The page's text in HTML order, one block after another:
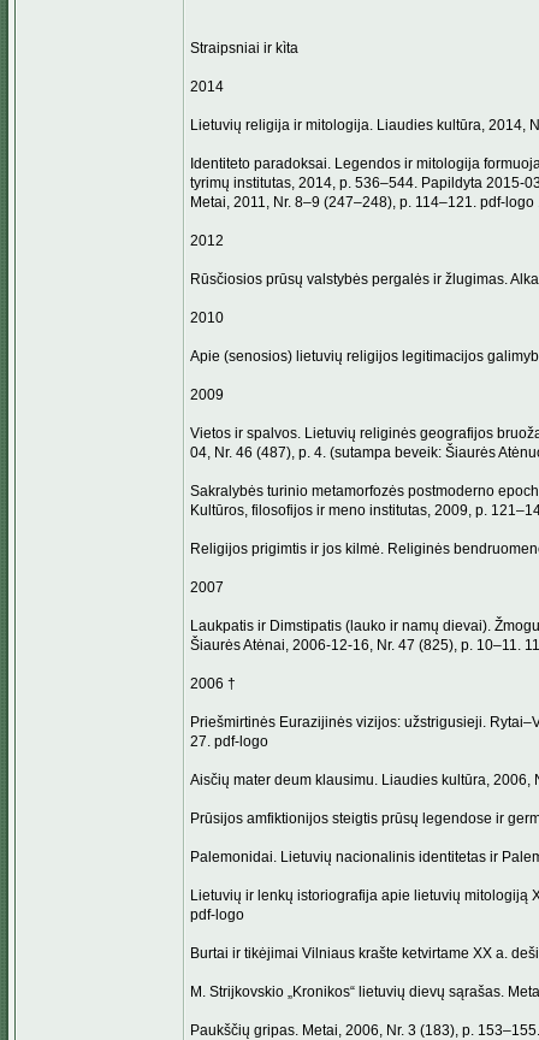
Straipsniai ir kìta
2014
Lietuvių religija ir mitologija. Liaudies kultūra, 2014,
Identiteto paradoksai. Legendos ir mitologija
tyrimų institutas, 2014, p. 536–544. Papildyta 2015-
Metai, 2011, Nr. 8–9 (247–248), p. 114–121. pdf-logo
2012
Rūsčiosios prūsų valstybės pergalės ir žlugimas.
2010
Apie (senosios) lietuvių religijos legitimacijos
2009
Vietos ir spalvos. Lietuvių religinės geografijos
04, Nr. 46 (487), p. 4. (sutampa beveik: Šiaurės
Sakralybės turinio metamorfozės postmoderno
Kultūros, filosofijos ir meno institutas, 2009, p.
Religijos prigimtis ir jos kilmė. Religinės
2007
Laukpatis ir Dimstipatis (lauko ir namų dievai).
Šiaurės Atėnai, 2006-12-16, Nr. 47 (825), p. 10–11.
2006 †
Priešmirtinės Eurazijinės vizijos: užstrigusieji.
27. pdf-logo
Aisčių mater deum klausimu. Liaudies kultūra, 2006,
Prūsijos amfiktionijos steigtis prūsų legendose ir
Palemonidai. Lietuvių nacionalinis identitetas ir
Lietuvių ir lenkų istoriografija apie lietuvių mitologiją
pdf-logo
Burtai ir tikėjimai Vilniaus krašte ketvirtame XX a.
M. Strijkovskio „Kronikos“ lietuvių dievų sąrašas.
Paukščių gripas. Metai, 2006, Nr. 3 (183), p.